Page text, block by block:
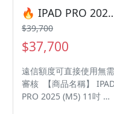
ID:@kjg6280d 大呼小叫
辰通訊行 雲林縣虎尾鎮林
森路二段200號 電話:05-
6339809 在地經營12年店
🔥 IPAD PRO 2025 (M5) 11吋 256G WIFI 🎯 想
$39,700
$37,700
遠信額度可直接使用無需
審核 【商品名稱】
PRO 2025 (M5) 11吋